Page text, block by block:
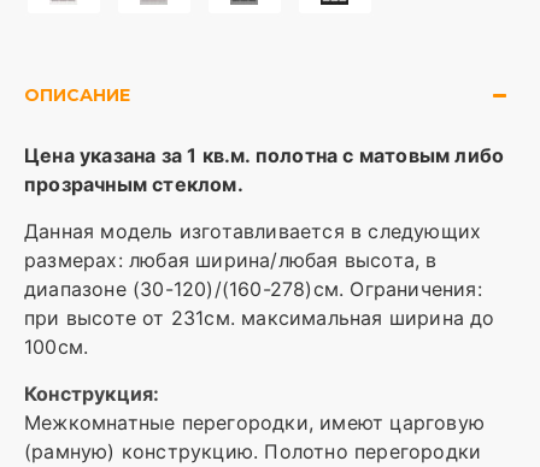
ОПИСАНИЕ
Цена указана за 1 кв.м. полотна с матовым либо
прозрачным стеклом.
Данная модель изготавливается в следующих
размерах: любая ширина/любая высота, в
диапазоне (30-120)/(160-278)см. Ограничения:
при высоте от 231см. максимальная ширина до
100см.
Конструкция:
Межкомнатные перегородки, имеют царговую
(рамную) конструкцию. Полотно перегородки